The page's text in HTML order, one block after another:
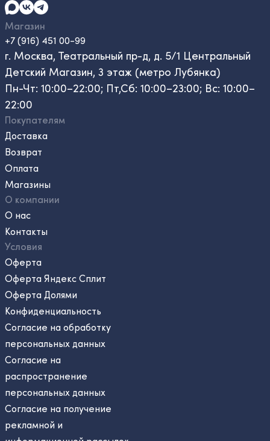
Магазин
+7 (916) 451 00-99
г. Москва, Театральный пр-д, д. 5/1 Центральный
Детский Магазин, 3 этаж (метро Лубянка)
Пн-Чт: 10:00–22:00; Пт,Сб: 10:00–23:00; Вс: 10:00–
22:00
Покупателям
Доставка
Возврат
Оплата
Магазины
О компании
О нас
Контакты
Условия
Оферта
Оферта Яндекс Сплит
Оферта Долями
Конфиденциальность
Согласие на обработку
персональных данных
Согласие на
распространение
персональных данных
Согласие на получение
рекламной и